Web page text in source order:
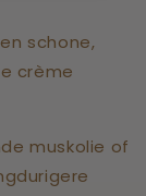
schone,
crème
muskolie of